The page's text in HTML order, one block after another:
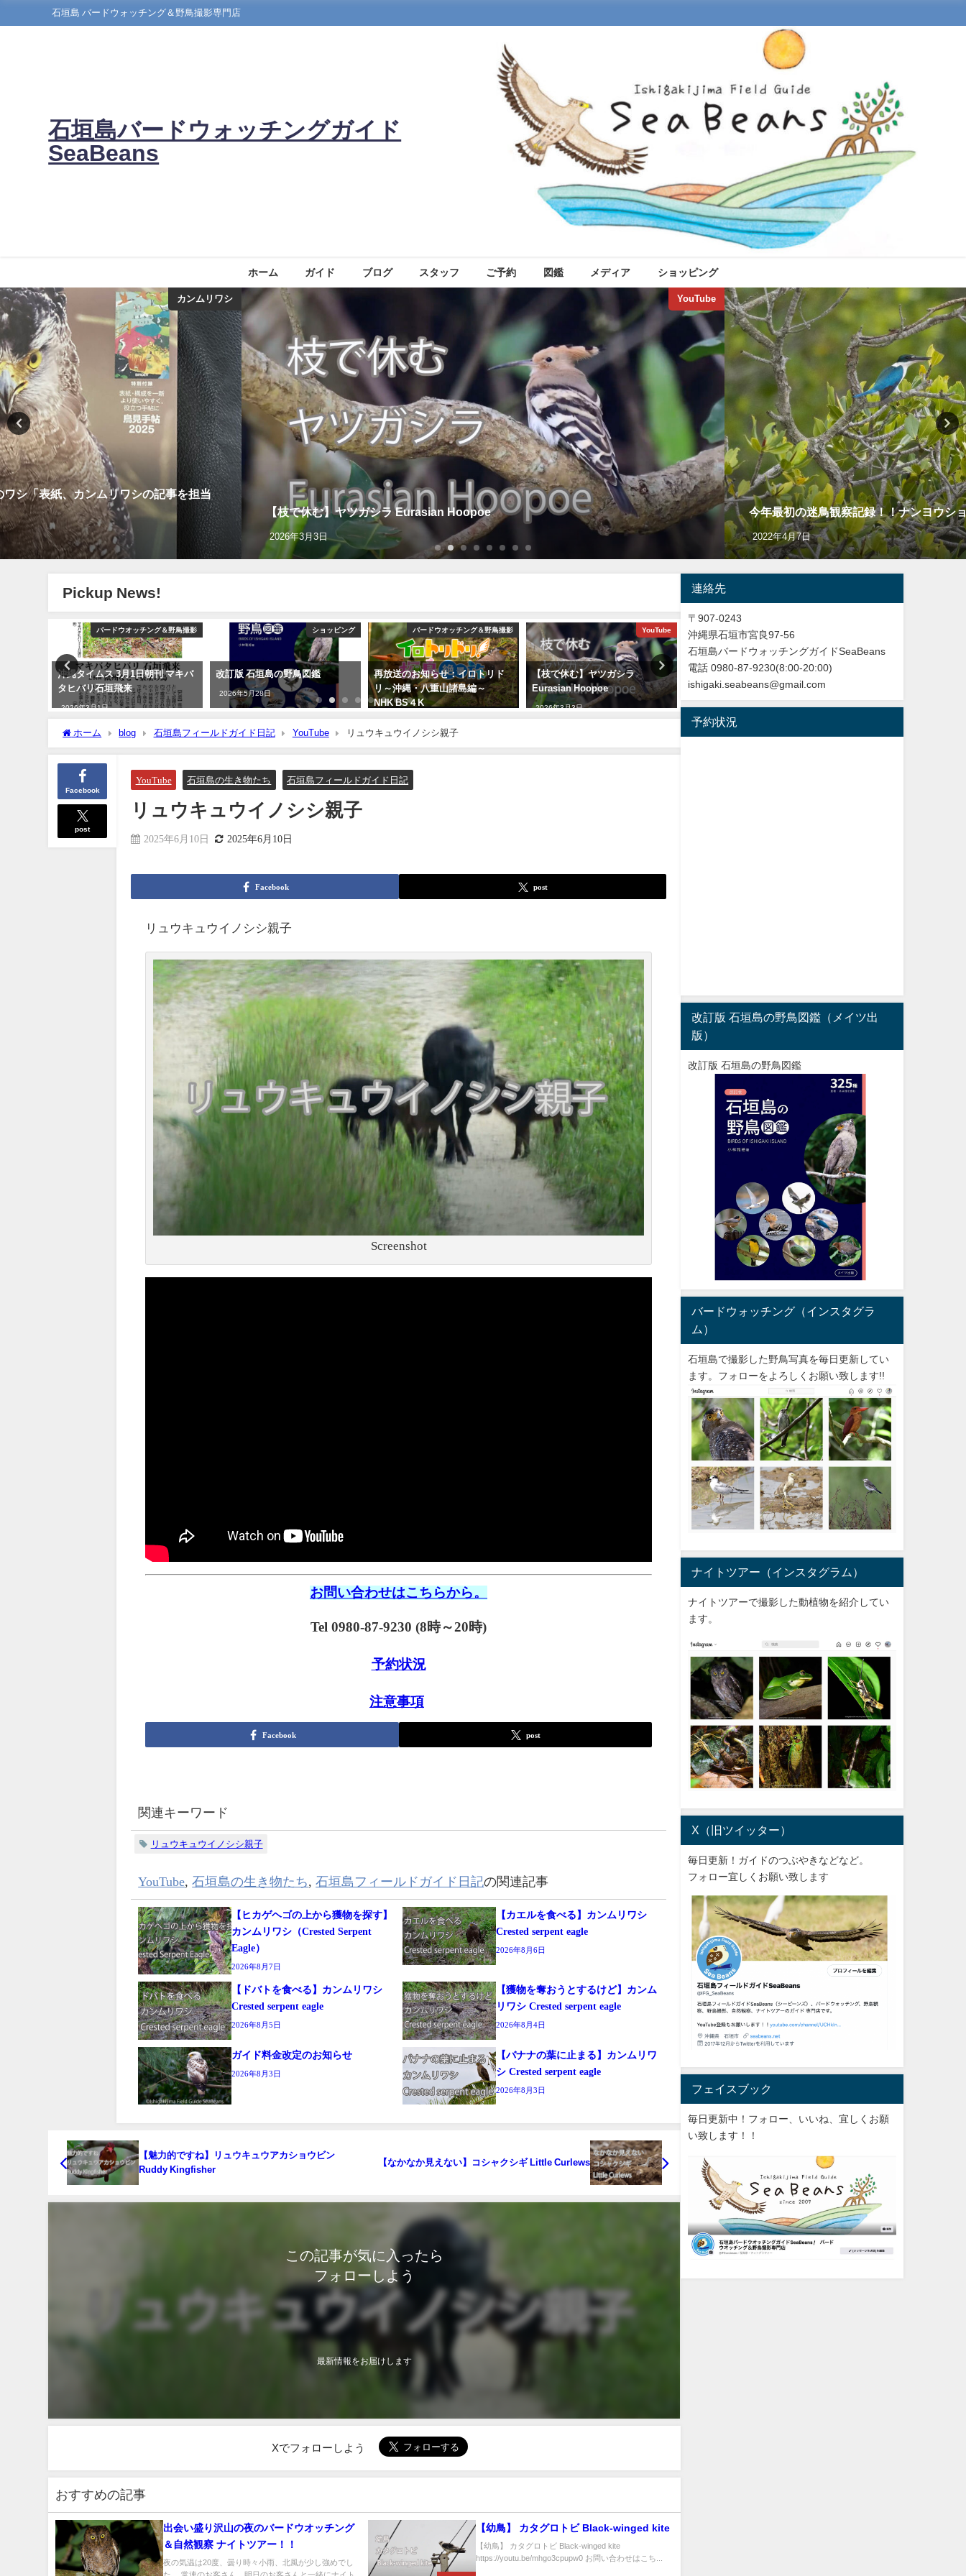
石垣島 バードウォッチング＆野鳥撮影専門店
石垣島バードウォッチングガイド
SeaBeans
ホーム ガイド ブログ スタッフ ご予約 図鑑 メディア ショッピング
カンムリワシ
シ「表紙、カンムリワシの記事を担当
YouTube
【枝で休む】ヤツガシラ Eurasian Hoopoe
2026年3月3日
今年最初の迷鳥観察記録！！ナンヨウシ
2022年4月7日
Pickup News!
バードウオッチング＆野鳥撮影
沖縄タイムス 3月1日朝刊 マキバ
タヒバリ石垣飛来
2026年3月1日
ショッピング
改訂版 石垣島の野鳥図鑑
2026年5月28日
バードウオッチング＆野鳥撮影
再放送のお知らせ：イロトリド
リ～沖縄・八重山諸島編～
NHK BS４K
YouTube
【枝で休む】ヤツガシラ
Eurasian Hoopoe
2026年3月3日
バードウオッチング＆野鳥撮影
沖縄タイムス3月24日朝刊掲載
「石垣に迷鳥確認 ３例目 ノ
ドアカツグミ」
2026年3月25日
European roller
ホーム blog 石垣島フィールドガイド日記 YouTube リュウキュウイノシシ親子
Facebook
post
YouTube 石垣島の生き物たち 石垣島フィールドガイド日記
リュウキュウイノシシ親子
2025年6月10日 2025年6月10日
Facebook post
リュウキュウイノシシ親子
Screenshot
お問い合わせはこちらから。
Tel 0980-87-9230 (8時～20時)
予約状況
注意事項
Facebook post
関連キーワード
リュウキュウイノシシ親子
YouTube,石垣島の生き物たち,石垣島フィールドガイド日記の関連記事
【ヒカゲヘゴの上から獲物を探す】
カンムリワシ（Crested Serpent
Eagle）
2026年8月7日
【カエルを食べる】カンムリワシ
Crested serpent eagle
2026年8月6日
【ドバトを食べる】カンムリワシ
Crested serpent eagle
2026年8月5日
【獲物を奪おうとするけど】カンム
リワシ Crested serpent eagle
2026年8月4日
ガイド料金改定のお知らせ
2026年8月3日
【バナナの葉に止まる】カンムリワ
シ Crested serpent eagle
2026年8月3日
【魅力的ですね】リュウキュウアカショウビン
Ruddy Kingfisher
【なかなか見えない】コシャクシギ Little Curlews
この記事が気に入ったら
フォローしよう
最新情報をお届けします
Xでフォローしよう
おすすめの記事
出会い盛り沢山の夜のバードウオッチング
＆自然観察 ナイトツアー！！
夜の気温は20度、曇り時々小雨、北風が少し強めでし
【幼鳥】 カタグロトビ Black-winged kite
【幼鳥】 カタグロトビ Black-winged kite
https://youtu.be/mhgo3cpupw0 お問い合わせはこち...
連絡先
〒907-0243
沖縄県石垣市宮良97-56
石垣島バードウォッチングガイドSeaBeans
電話 0980-87-9230(8:00-20:00)
ishigaki.seabeans@gmail.com
予約状況
改訂版 石垣島の野鳥図鑑（メイツ出
版）
改訂版 石垣島の野鳥図鑑
バードウォッチング（インスタグラ
ム）
石垣島で撮影した野鳥写真を毎日更新してい
ます。フォローをよろしくお願い致します!!
ナイトツアー（インスタグラム）
ナイトツアーで撮影した動植物を紹介してい
ます。
X（旧ツイッター）
毎日更新！ガイドのつぶやきなどなど。
フォロー宜しくお願い致します
フェイスブック
毎日更新中！フォロー、いいね、宜しくお願
い致します！！